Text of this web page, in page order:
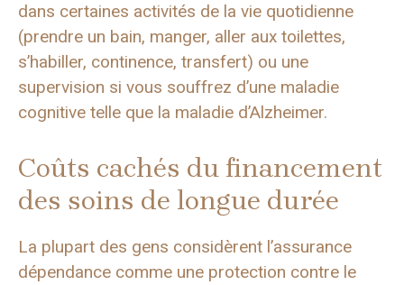
dans certaines activités de la vie quotidienne
(prendre un bain, manger, aller aux toilettes,
s’habiller, continence, transfert) ou une
supervision si vous souffrez d’une maladie
cognitive telle que la maladie d’Alzheimer.
Coûts cachés du financement
des soins de longue durée
La plupart des gens considèrent l’assurance
dépendance comme une protection contre le